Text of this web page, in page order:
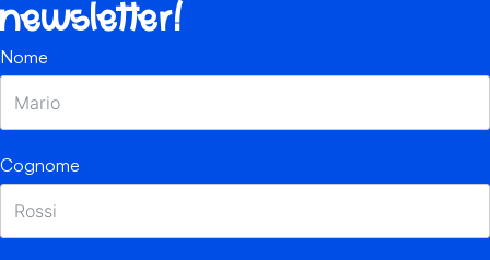
newsletter!
Nome
Cognome